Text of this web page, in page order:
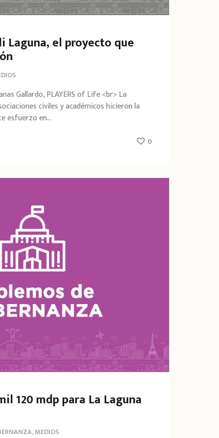
Laguna, el proyecto que
Gallardo, PLAYERS of Life <br> La
civiles y académicos hicieron la
esfuerzo en...
0
120 mdp para La Laguna
MEDIOS